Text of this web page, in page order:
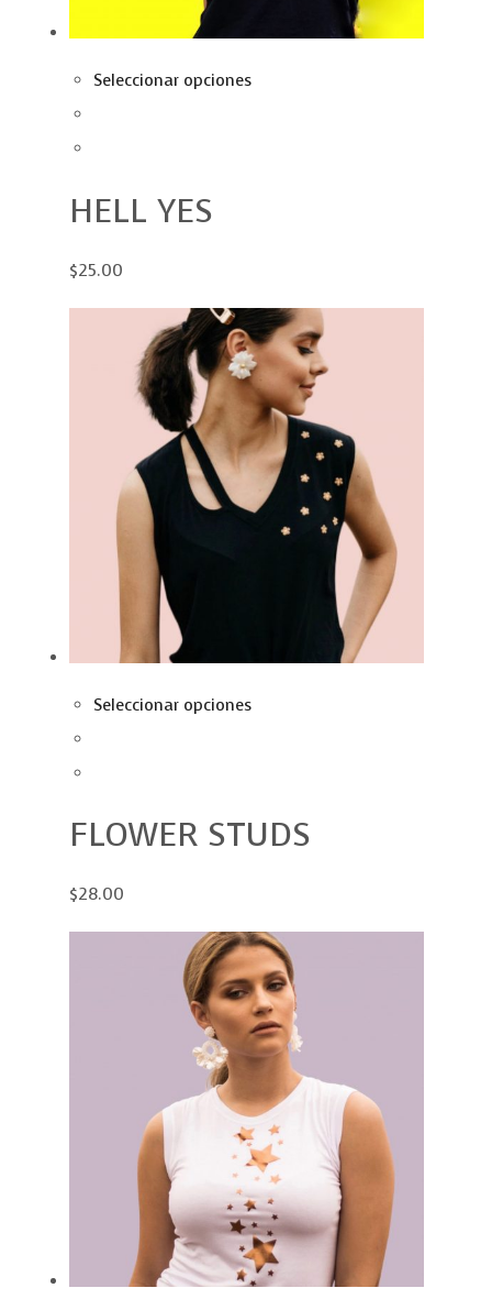
Seleccionar opciones
HELL YES
$25.00
Seleccionar opciones
FLOWER STUDS
$28.00